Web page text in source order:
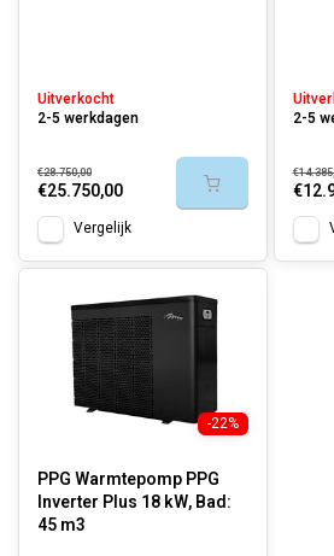
Uitverkocht
2-5 werkdagen
€28.750,00
€25.750,00
Vergelijk
2-5
-22%
PPG Warmtepomp PPG
Inverter Plus 18 kW, Bad:
45 m3